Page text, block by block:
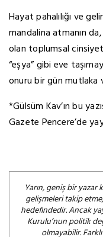
Hayat pahalılığı ve
mandalina atmanın
olan toplumsal
“eşya” gibi eve
onuru bir gün mutlaka
*Gülsüm Kav’ın bu
Gazete Pencere’de
Yarın, geniş bir
gelişmeleri takip
hedefindedir. Ancak
Kurulu’nun politik
olmayabilir.